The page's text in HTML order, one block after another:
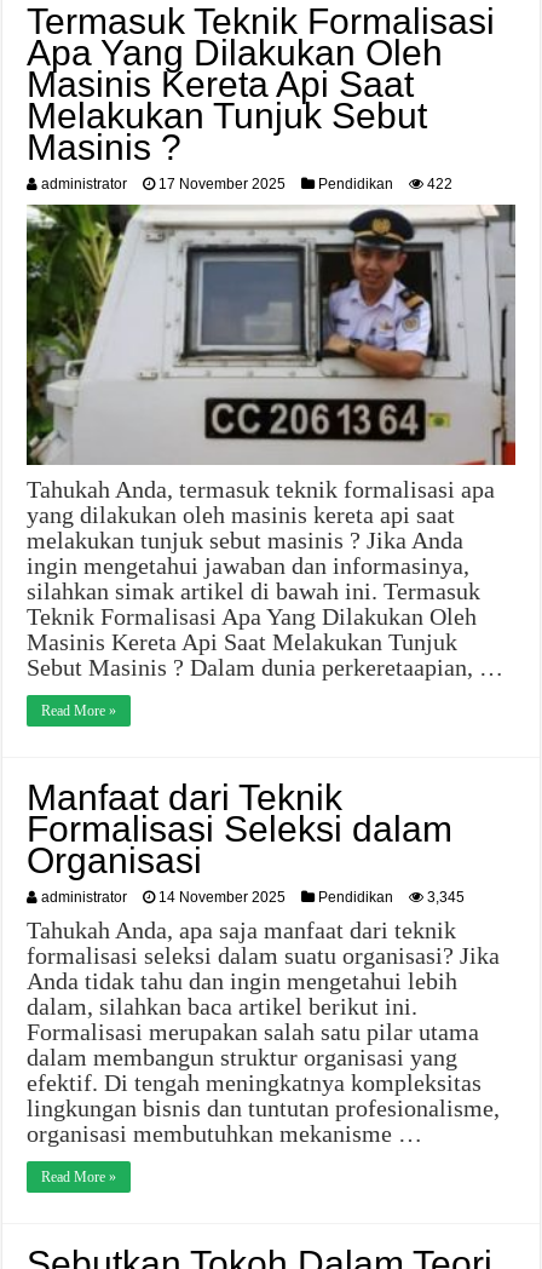
Termasuk Teknik Formalisasi
Apa Yang Dilakukan Oleh
Masinis Kereta Api Saat
Melakukan Tunjuk Sebut
Masinis ?
administrator 17 November 2025 Pendidikan 422
Tahukah Anda, termasuk teknik formalisasi apa
yang dilakukan oleh masinis kereta api saat
melakukan tunjuk sebut masinis ? Jika Anda
ingin mengetahui jawaban dan informasinya,
silahkan simak artikel di bawah ini. Termasuk
Teknik Formalisasi Apa Yang Dilakukan Oleh
Masinis Kereta Api Saat Melakukan Tunjuk
Sebut Masinis ? Dalam dunia perkeretaapian, …
Read More »
Manfaat dari Teknik
Formalisasi Seleksi dalam
Organisasi
administrator 14 November 2025 Pendidikan 3,345
Tahukah Anda, apa saja manfaat dari teknik
formalisasi seleksi dalam suatu organisasi? Jika
Anda tidak tahu dan ingin mengetahui lebih
dalam, silahkan baca artikel berikut ini.
Formalisasi merupakan salah satu pilar utama
dalam membangun struktur organisasi yang
efektif. Di tengah meningkatnya kompleksitas
lingkungan bisnis dan tuntutan profesionalisme,
organisasi membutuhkan mekanisme …
Read More »